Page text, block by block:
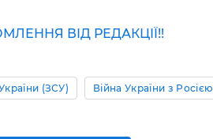
ВІД РЕДАКЦІЇ!!
(ЗСУ) Війна України з Росією